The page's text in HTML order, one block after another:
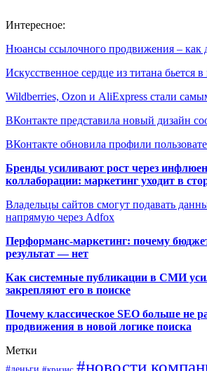
Интересное:
Нюансы ссылочного продвижения – как
Искусственное сердце из титана бьется
Wildberries, Ozon и AliExpress стали
ВКонтакте представила новый дизайн
ВКонтакте обновила профили
Бренды усиливают рост через
коллаборации: маркетинг уходит в
Владельцы сайтов смогут подавать
напрямую через Adfox
Перформанс-маркетинг: почему
результат — нет
Как системные публикации в СМИ
закрепляют его в поиске
Почему классическое SEO больше не
продвижения в новой логике поиска
Метки
#новости